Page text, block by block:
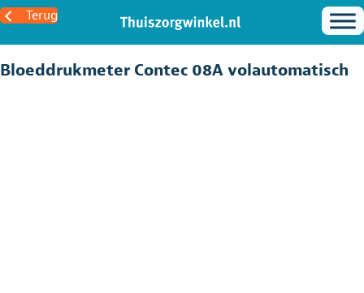
Terug
Bloeddrukmeter Contec 08A volautomatisch